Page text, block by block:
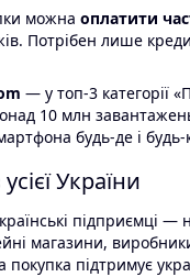
можна оплатити
Потрібен лише
— у топ-3 категорії
10 млн
будь-де і будь-
України
підприємці —
магазини,
покупка підтримує